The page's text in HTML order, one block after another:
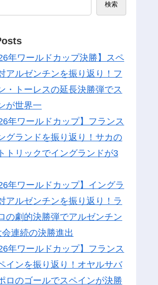
検索
年ワールドカップ決勝】スペ
アルゼンチンを振り返り！フ
・トーレスの延長決勝弾でス
が世界一
年ワールドカップ】フランス
グランドを振り返り！サカの
トリックでイングランドが3
年ワールドカップ】イングラ
アルゼンチンを振り返り！ラ
の劇的決勝弾でアルゼンチン
会連続の決勝進出
年ワールドカップ】フランス
インを振り返り！オヤルサバ
ロのゴールでスペインが決勝